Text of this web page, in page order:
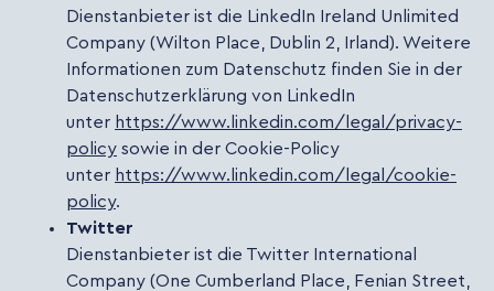
Dienstanbieter ist die LinkedIn Ireland Unlimited
Company (Wilton Place, Dublin 2, Irland). Weitere
Informationen zum Datenschutz finden Sie in der
Datenschutzerklärung von LinkedIn
unter https://www.linkedin.com/legal/privacy-
policy sowie in der Cookie-Policy
unter https://www.linkedin.com/legal/cookie-
policy.
Twitter
Dienstanbieter ist die Twitter International
Company (One Cumberland Place, Fenian Street,